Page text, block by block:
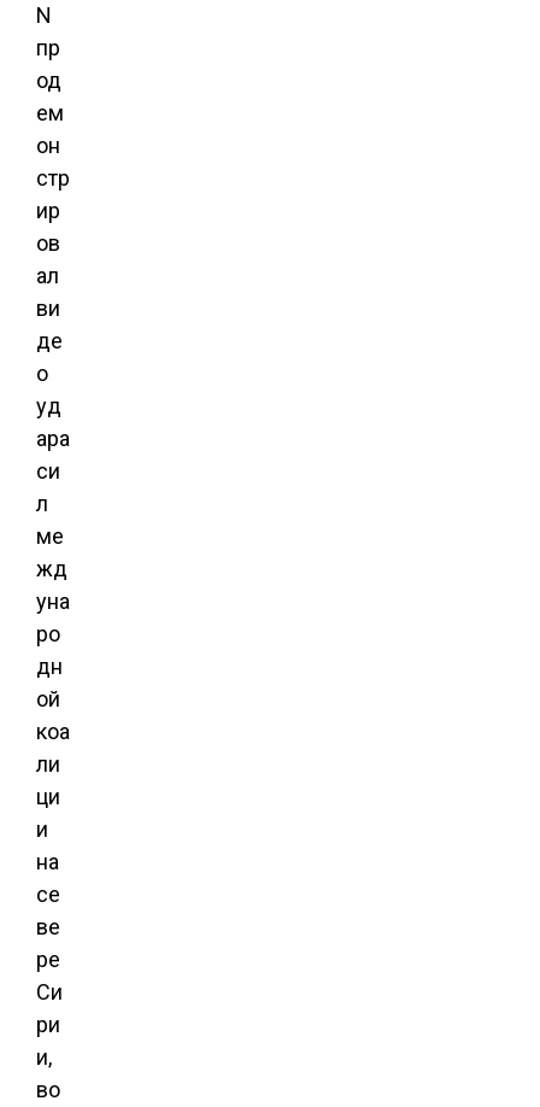
N
пр
од
ем
он
стр
ир
ов
ал
ви
де
о
уд
ара
си
л
ме
жд
уна
ро
дн
ой
коа
ли
ци
и
на
се
ве
ре
Си
ри
и,
во